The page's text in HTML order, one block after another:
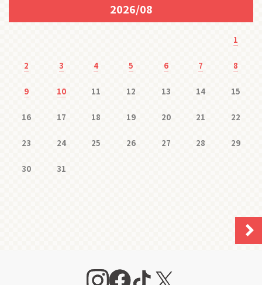
2026/08
1
2 3 4 5 6 7 8
9 10 11 12 13 14 15
16 17 18 19 20 21 22
23 24 25 26 27 28 29
30 31